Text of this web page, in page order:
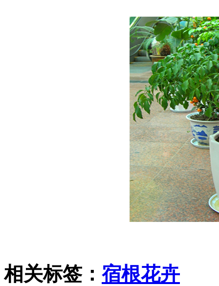
相关标签： 宿根花卉